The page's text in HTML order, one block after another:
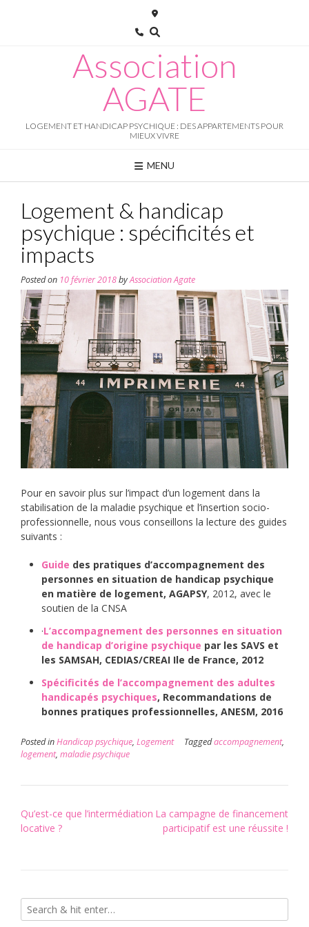
Association
AGATE
LOGEMENT ET HANDICAP PSYCHIQUE : DES APPARTEMENTS POUR
MIEUX VIVRE
MENU
Logement & handicap
psychique : spécificités et
impacts
Posted on 10 février 2018byAssociation Agate
Pour en savoir plus sur l’impact d’un logement dans la
stabilisation de la maladie psychique et l’insertion socio-
professionnelle, nous vous conseillons la lecture des guides
suivants :
Guide des pratiques d’accompagnement des
personnes en situation de handicap psychique
en matière de logement, AGAPSY, 2012, avec le
soutien de la CNSA
·L’accompagnement des personnes en situation
de handicap d’origine psychique par les SAVS et
les SAMSAH, CEDIAS/CREAI Ile de France, 2012
Spécificités de l’accompagnement des adultes
handicapés psychiques, Recommandations de
bonnes pratiques professionnelles, ANESM, 2016
Posted inHandicap psychique, Logement Taggedaccompagnement,
logement, maladie psychique
Post
navigation
Qu’est-ce que l’intermédiation
locative ?
La campagne de financement
participatif est une réussite !